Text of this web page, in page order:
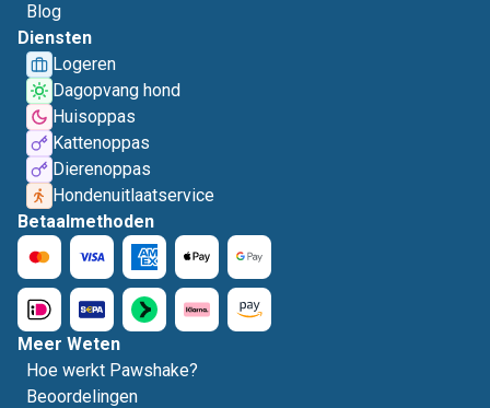
Blog
Diensten
Logeren
Dagopvang hond
Huisoppas
Kattenoppas
Dierenoppas
Hondenuitlaatservice
Betaalmethoden
Meer Weten
Hoe werkt Pawshake?
Beoordelingen